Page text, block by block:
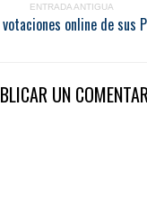
ENTRADA ANTIGUA
online de sus
UN